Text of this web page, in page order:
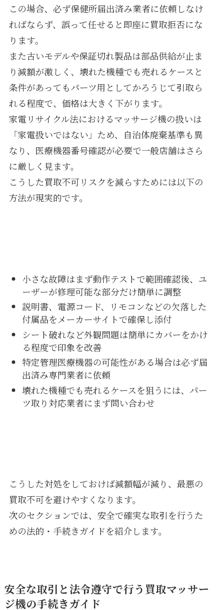
この場合、必ず保健所届出済み業者に依頼しなけ
ればならず、誤って任せると即座に買取拒否にな
ります。
また古いモデルや保証切れ製品は部品供給が止ま
り減額が激しく、壊れた機種でも売れるケースと
条件があってもパーツ用としてかろうじて引取ら
れる程度で、価格は大きく下がります。
家電リサイクル法におけるマッサージ機の扱いは
「家電扱いではない」ため、自治体廃棄基準も異
なり、医療機器番号確認が必要で一般店舗はさら
に厳しく見ます。
こうした買取不可リスクを減らすためには以下の
方法が現実的です。
小さな故障はまず動作テストで範囲確認後、ユ
ーザーが修理可能な部分だけ簡単に調整
説明書、電源コード、リモコンなどの欠落した
付属品をメーカーサイトで確保し添付
シート破れなど外観問題は簡単にカバーをかけ
る程度で印象を改善
特定管理医療機器の可能性がある場合は必ず届
出済み専門業者に依頼
壊れた機種でも売れるケースを狙うには、パー
ツ取り対応業者にまず問い合わせ
こうした対処をしておけば減額幅が減り、最悪の
買取不可を避けやすくなります。
次のセクションでは、安全で確実な取引を行うた
めの法的・手続きガイドを紹介します。
安全な取引と法令遵守で行う買取マッサー
ジ機の手続きガイド